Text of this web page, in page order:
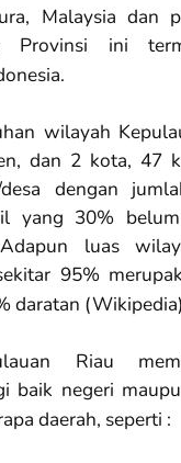
Malaysia dan
Provinsi ini
wilayah
dan 2 kota, 47
dengan
yang 30%
luas
95%
daratan (Wikipedia)
Riau
baik negeri
daerah, seperti :